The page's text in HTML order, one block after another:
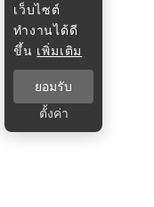
เว็บไซต์
ทำงานได้ดี
ขึ้น เพิ่มเติม
ยอมรับ
ตั้งค่า